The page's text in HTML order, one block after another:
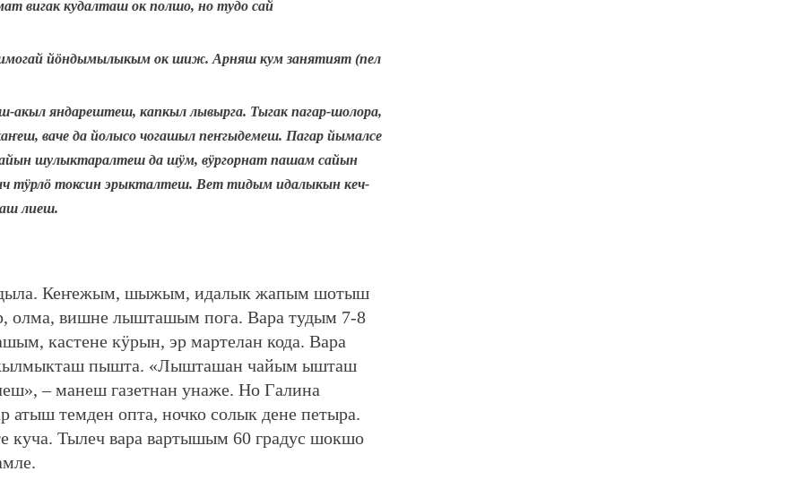
вигак кудалташ ок полшо, но тудо сай
йӧндымылыкым ок шиж. Арняш кум занятият (пел
яндарештеш, капкыл лывырга. Тыгак пагар-шолора,
ваче да йолысо чогашыл пеҥгыдемеш. Пагар йымалсе
шулыктаралтеш да шӱм, вӱргорнат пашам сайын
тӱрлӧ токсин эрыкталтеш. Вет тидым идалыкын кеч-
лиеш.
Кеҥежым, шыжым, идалык жапым шотыш
вишне лышташым пога. Вара тудым 7-8
кастене кӱрын, эр мартелан кода. Вара
пышта. «Лышташан чайым ышташ
– манеш газетнан унаже. Но Галина
атыш темден опта, ночко солык дене петыра.
куча. Тылеч вара вартышым 60 градус шокшо